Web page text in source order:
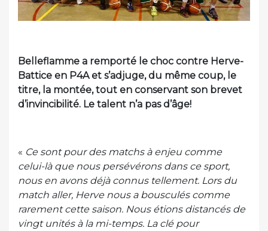
Belleflamme a remporté le choc contre Herve-
Battice en P4A et s’adjuge, du même coup, le
titre, la montée, tout en conservant son brevet
d’invincibilité. Le talent n’a pas d’âge!
« Ce sont pour des matchs à enjeu comme
celui-là que nous persévérons dans ce sport,
nous en avons déjà connus tellement. Lors du
match aller, Herve nous a bousculés comme
rarement cette saison. Nous étions distancés de
vingt unités à la mi-temps. La clé pour